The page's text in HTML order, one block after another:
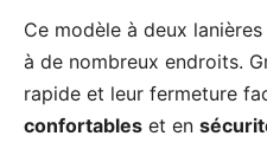
Ce modèle à deux
à de nombreux endroits.
rapide et leur fermeture
confortables et en